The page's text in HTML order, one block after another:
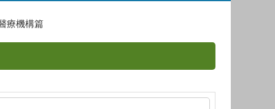
療機構篇